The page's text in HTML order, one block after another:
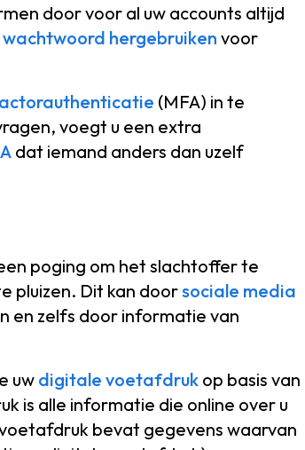
door voor al uw accounts altijd
hergebruikenvoor
(MFA) in te
voegt u een extra
dat iemand anders dan uzelf
poging om het slachtoffer te
pluizen. Dit kan doorsociale media
en zelfs door informatie van
uw digitale voetafdruk op basis van
is alle informatie die online over u
bevat gegevens waarvan